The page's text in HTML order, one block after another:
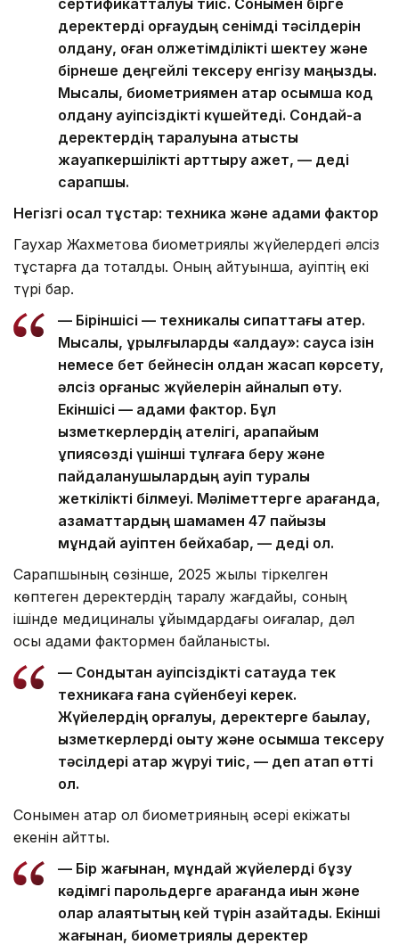
деректерді қорғаудың сенімді тәсілдерін
қолдану, оған қолжетімділікті шектеу және
бірнеше деңгейлі тексеру енгізу маңызды.
Мысалы, биометриямен қатар қосымша код
қолдану қауіпсіздікті күшейтеді. Сондай-ақ
деректердің таралуына қатысты
жауапкершілікті арттыру қажет, — деді
сарапшы.
Негізгі осал тұстар: техника және адами фактор
Гаухар Жахметова биометриялық жүйелердегі әлсіз
тұстарға да тоқталды. Оның айтуынша, қауіптің екі
түрі бар.
— Біріншісі — техникалық сипаттағы қатер.
Мысалы, құрылғыларды «алдау»: саусақ ізін
немесе бет бейнесін қолдан жасап көрсету,
әлсіз қорғаныс жүйелерін айналып өту.
Екіншісі — адами фактор. Бұл
қызметкерлердің қателігі, қарапайым
құпиясөзді үшінші тұлғаға беру және
пайдаланушылардың қауіп туралы
жеткілікті білмеуі. Мәліметтерге қарағанда,
азаматтардың шамамен 47 пайызы
мұндай қауіптен бейхабар, — деді ол.
Сарапшының сөзінше, 2025 жылы тіркелген
көптеген деректердің таралу жағдайы, соның
ішінде медициналық ұйымдардағы оқиғалар, дәл
осы адами фактормен байланысты.
— Сондықтан қауіпсіздікті сақтауда тек
техникаға ғана сүйенбеуі керек.
Жүйелердің қорғалуы, деректерге бақылау,
қызметкерлерді оқыту және қосымша тексеру
тәсілдері қатар жүруі тиіс, — деп атап өтті
ол.
Сонымен қатар ол биометрияның әсері екіжақты
екенін айтты.
— Бір жағынан, мұндай жүйелерді бұзу
кәдімгі парольдерге қарағанда қиын және
олар алаяқтықтың кей түрін азайтады. Екінші
жағынан, биометриялық деректер